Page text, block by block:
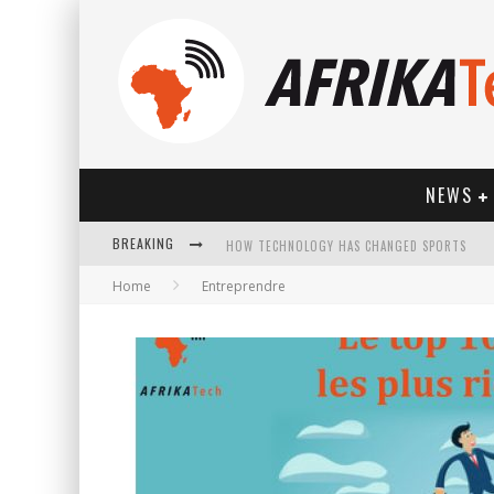
NEWS
BREAKING
HOW TECHNOLOGY HAS CHANGED SPORTS
Home Entreprendre